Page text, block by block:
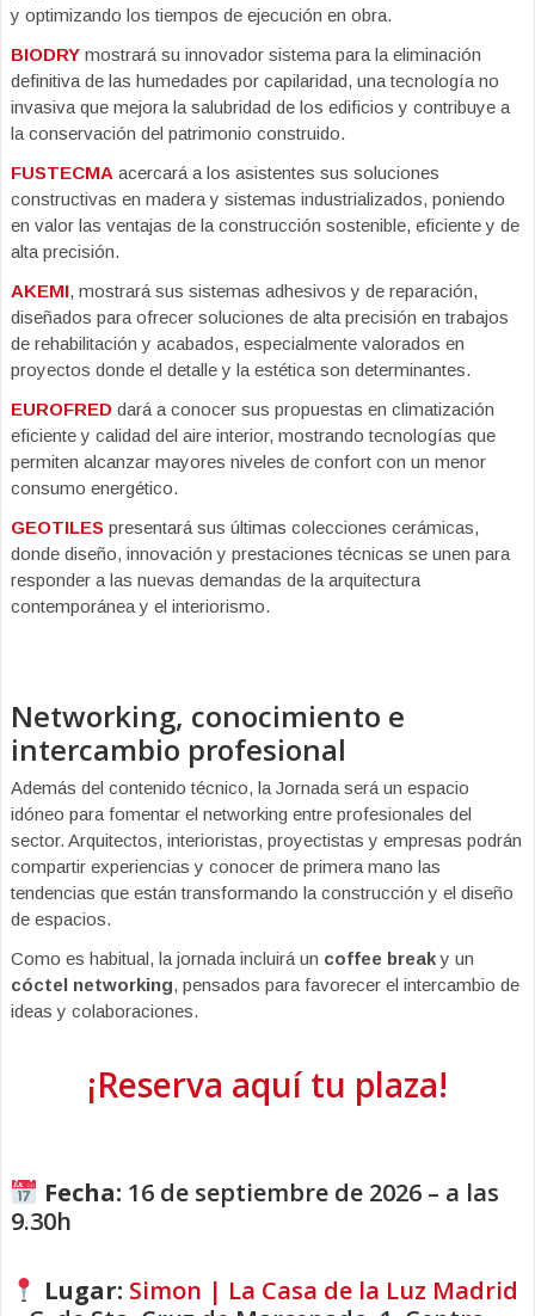
y optimizando los tiempos de ejecución en obra.
BIODRY mostrará su innovador sistema para la eliminación
definitiva de las humedades por capilaridad, una tecnología no
invasiva que mejora la salubridad de los edificios y contribuye a
la conservación del patrimonio construido.
FUSTECMA acercará a los asistentes sus soluciones
constructivas en madera y sistemas industrializados, poniendo
en valor las ventajas de la construcción sostenible, eficiente y de
alta precisión.
AKEMI, mostrará sus sistemas adhesivos y de reparación,
diseñados para ofrecer soluciones de alta precisión en trabajos
de rehabilitación y acabados, especialmente valorados en
proyectos donde el detalle y la estética son determinantes.
EUROFRED dará a conocer sus propuestas en climatización
eficiente y calidad del aire interior, mostrando tecnologías que
permiten alcanzar mayores niveles de confort con un menor
consumo energético.
GEOTILES presentará sus últimas colecciones cerámicas,
donde diseño, innovación y prestaciones técnicas se unen para
responder a las nuevas demandas de la arquitectura
contemporánea y el interiorismo.
Networking, conocimiento e
intercambio profesional
Además del contenido técnico, la Jornada será un espacio
idóneo para fomentar el networking entre profesionales del
sector. Arquitectos, interioristas, proyectistas y empresas podrán
compartir experiencias y conocer de primera mano las
tendencias que están transformando la construcción y el diseño
de espacios.
Como es habitual, la jornada incluirá un coffee breaky un
cóctel networking, pensados para favorecer el intercambio de
ideas y colaboraciones.
¡Reserva aquí tu plaza!
Fecha: 16 de septiembre de 2026 – a las
9.30h
Lugar: Simon | La Casa de la Luz Madrid